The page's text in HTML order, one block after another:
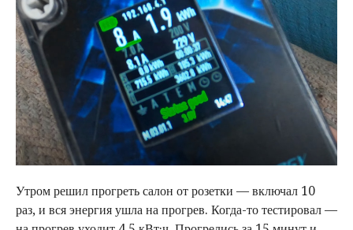
Утром решил прогреть салон от розетки — включал 10
раз, и вся энергия ушла на прогрев. Когда-то тестировал —